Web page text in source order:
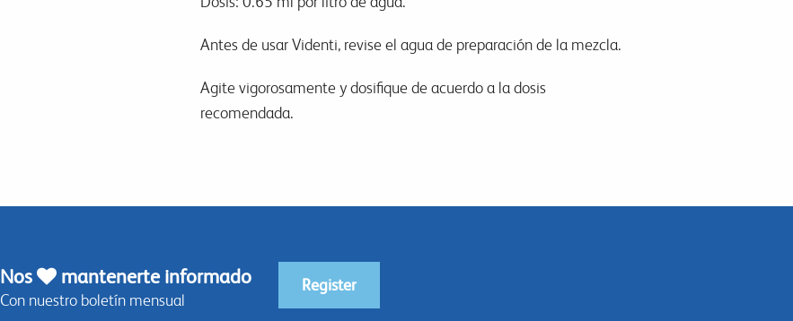
Antes de usar Videnti, revise el agua de preparación de la mezcla.
Agite vigorosamente y dosifique de acuerdo a la dosis
recomendada.
Nos mantenerte informado
Con nuestro boletín mensual
Register